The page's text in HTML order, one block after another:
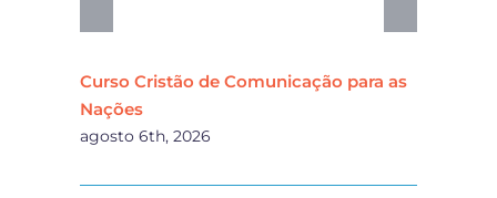
Curso Cristão de Comunicação para as
Nações
agosto 6th, 2026